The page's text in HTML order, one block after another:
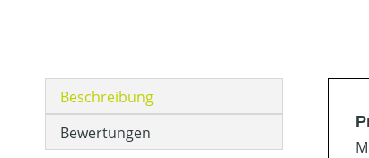
Beschreibung
Bewertungen